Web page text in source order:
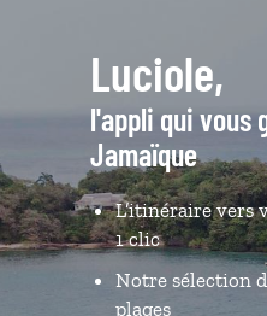
Luciole,
l'appli qui vous
Jamaïque
L’itinéraire vers
1 clic
Notre sélection
plages